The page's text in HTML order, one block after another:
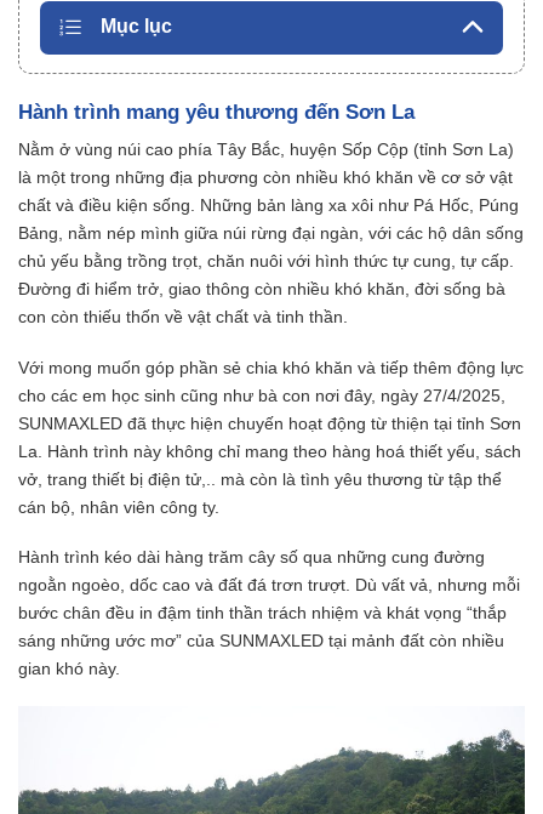
Mục lục
Hành trình mang yêu thương đến Sơn La
Nằm ở vùng núi cao phía Tây Bắc, huyện Sốp Cộp (tỉnh Sơn La)
là một trong những địa phương còn nhiều khó khăn về cơ sở vật
chất và điều kiện sống. Những bản làng xa xôi như Pá Hốc, Púng
Bảng, nằm nép mình giữa núi rừng đại ngàn, với các hộ dân sống
chủ yếu bằng trồng trọt, chăn nuôi với hình thức tự cung, tự cấp.
Đường đi hiểm trở, giao thông còn nhiều khó khăn, đời sống bà
con còn thiếu thốn về vật chất và tinh thần.
Với mong muốn góp phần sẻ chia khó khăn và tiếp thêm động lực
cho các em học sinh cũng như bà con nơi đây, ngày 27/4/2025,
SUNMAXLED đã thực hiện chuyến hoạt động từ thiện tại tỉnh Sơn
La. Hành trình này không chỉ mang theo hàng hoá thiết yếu, sách
vở, trang thiết bị điện tử,.. mà còn là tình yêu thương từ tập thể
cán bộ, nhân viên công ty.
Hành trình kéo dài hàng trăm cây số qua những cung đường
ngoằn ngoèo, dốc cao và đất đá trơn trượt. Dù vất vả, nhưng mỗi
bước chân đều in đậm tinh thần trách nhiệm và khát vọng “thắp
sáng những ước mơ” của SUNMAXLED tại mảnh đất còn nhiều
gian khó này.